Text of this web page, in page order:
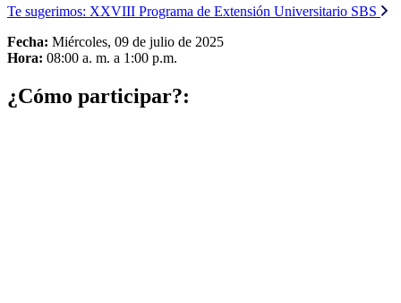
Te sugerimos: XXVIII Programa de Extensión Universitario SBS
Fecha: Miércoles, 09 de julio de 2025
Hora: 08:00 a. m. a 1:00 p.m.
¿Cómo participar?: